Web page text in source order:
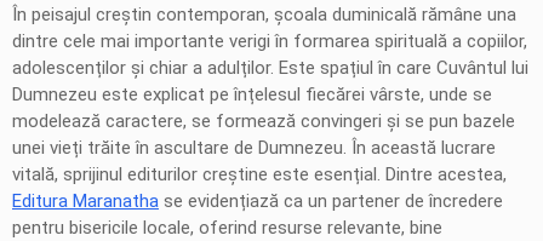
În peisajul creștin contemporan, școala duminicală rămâne una
dintre cele mai importante verigi în formarea spirituală a copiilor,
adolescenților și chiar a adulților. Este spațiul în care Cuvântul lui
Dumnezeu este explicat pe înțelesul fiecărei vârste, unde se
modelează caractere, se formează convingeri și se pun bazele
unei vieți trăite în ascultare de Dumnezeu. În această lucrare
vitală, sprijinul editurilor creștine este esențial. Dintre acestea,
Editura Maranatha se evidențiază ca un partener de încredere
pentru bisericile locale, oferind resurse relevante, bine